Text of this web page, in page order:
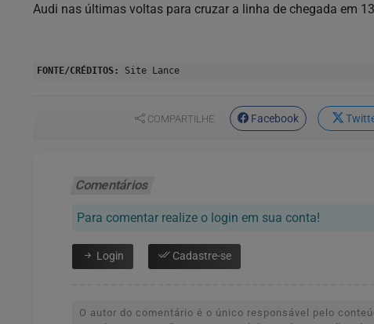
Audi nas últimas voltas para cruzar a linha de chegada em
FONTE/CRÉDITOS: Site Lance
COMPARTILHE Facebook
Comentários
Para comentar realize o login em sua conta!
Login Cadastre-se
O autor do comentário é o único responsável pelo